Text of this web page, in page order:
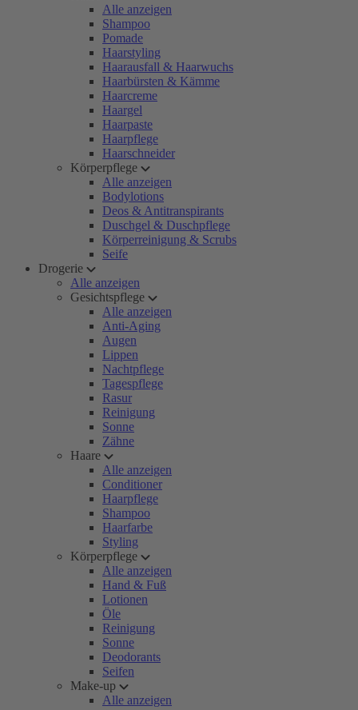
Alle anzeigen
Shampoo
Pomade
Haarstyling
Haarausfall & Haarwuchs
Haarbürsten & Kämme
Haarcreme
Haargel
Haarpaste
Haarpflege
Haarschneider
Körperpflege
Alle anzeigen
Bodylotions
Deos & Antitranspirants
Duschgel & Duschpflege
Körperreinigung & Scrubs
Seife
Drogerie
Alle anzeigen
Gesichtspflege
Alle anzeigen
Anti-Aging
Augen
Lippen
Nachtpflege
Tagespflege
Rasur
Reinigung
Sonne
Zähne
Haare
Alle anzeigen
Conditioner
Haarpflege
Shampoo
Haarfarbe
Styling
Körperpflege
Alle anzeigen
Hand & Fuß
Lotionen
Öle
Reinigung
Sonne
Deodorants
Seifen
Make-up
Alle anzeigen